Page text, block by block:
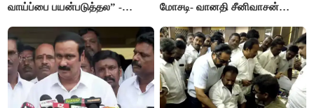
வாய்ப்பை பயன்படுத்தல” -
மோசடி- வானதி சீனிவாசன்